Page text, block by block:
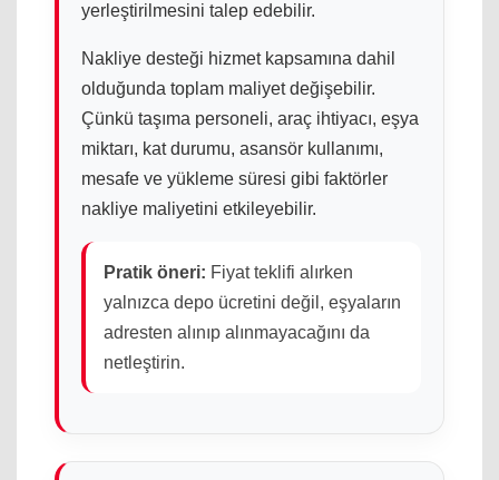
yerleştirilmesini talep edebilir.
Nakliye desteği hizmet kapsamına dahil
olduğunda toplam maliyet değişebilir.
Çünkü taşıma personeli, araç ihtiyacı, eşya
miktarı, kat durumu, asansör kullanımı,
mesafe ve yükleme süresi gibi faktörler
nakliye maliyetini etkileyebilir.
Pratik öneri: Fiyat teklifi alırken
yalnızca depo ücretini değil, eşyaların
adresten alınıp alınmayacağını da
netleştirin.